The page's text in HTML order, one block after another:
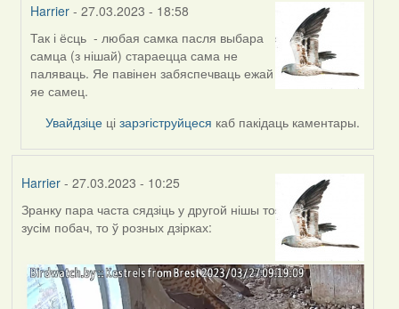
Harrier - 27.03.2023 - 18:58
In
reply
to
by
Estydaven
Так і ёсць - любая самка пасля выбара
самца (з нішай) стараецца сама не
паляваць. Яе павінен забяспечваць ежай
яе самец.
Увайдзіце цізарэгіструйцеся каб пакідаць каментары.
Harrier- 27.03.2023 - 10:25
Зранку пара часта сядзіць у другой нішы то
зусім побач, то ў розных дзірках: